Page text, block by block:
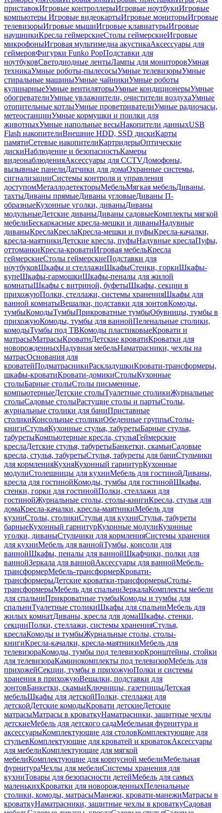
приставокИгровые контроллерыИгровые ноутбукиИгровые
компьютеры Игровые видеокартыИгровые мониторыИгровые
телевизорыИгровые мышиИгровые клавиатурыИгровые
наушникиКресла геймерскиеСтолы геймерскиеИгровые
микрофоныИгровая мультимедиа акустикаАксессуары для
геймеровФигурки Funko PopПодставки для
ноутбуковСветодиодные лентыЛампы для мониторовУмная
техникаУмные роботы-пылесосыУмные телевизорыУмные
стиральные машиныУмные чайникиУмные роботы
кулинарныеУмные вентиляторыУмные кондиционерыУмные
обогревателиУмные увлажнители, очистители воздухаУмные
отопительные котлыУмные проветривателиУмные радиочасы,
метеостанцииУмные кормушки и поилки для
животныхУмные напольные весыНакопители данныхUSB
Flash накопителиВнешние HDD, SSD дискиКарты
памятиСетевые накопителиКартридерыОптические
дискиНаблюдение и безопасностьКамеры
видеонаблюденияАксессуары для CCTVДомофоны,
вызывные панелиДатчики для домаОхранные системы,
сигнализацииСистемы контроля и управления
доступомМеталлодетекторыМебельМягкая мебельДиваны,
тахтыДиваны прямыеДиваны угловыеДиваны П-
образныеКухонные уголки, диваныДиваны
модульныеДетские диваныДиваны садовыеКомплекты мягкой
мебелиБескаркасные кресла-мешки и диваныНадувные
диваныКреслаКреслаКресла-мешки и пуфыКресла-качалки,
кресла-маятникиДетские кресла, пуфыНадувные креслаПуфы,
оттоманкиКресла-кроватиИгровая мебельКресла
геймерскиеСтолы геймерскиеПодставки для
ноутбуковШкафы и стеллажиШкафыСтенки, горкиШкафы-
купеШкафы-гармошкиШкафы-пеналы для жилой
комнатыШкафы с витриной, буфетыШкафы, секции в
прихожуюПолки, стеллажи, системы храненияШкафы для
ванной комнатыВешалки, подставки для зонтовКомоды,
тумбыКомодыТумбыПрикроватные тумбыОбувницы, тумбы в
прихожуюКомоды, тумбы для ваннойПеленальные столики,
комодыТумбы под ТВКомоды пластиковыеКровати и
матрасыМатрасыКроватиДетские кроватиКроватки для
новорожденныхНадувная мебельНаматрасники, чехлы на
матрасОснования для
кроватейПодматрасникиРаскладушкиКровати-трансформеры,
шкафы-кроватиКровати-домикиСтолыКухонные
столыБарные столыСтолы письменные,
компьютерныеДетские столыТуалетные столикиЖурнальные
столыСадовые столыРастущие столы и партыСтолы,
журнальные столики для баниПриставные
столикиКонсольные столикиОбеденные группыСтолы-
книгиСтульяКухонные стулья, табуретыБарные стулья,
табуретыКомпьютерные кресла, стульяГеймерские
креслаДетские стулья, табуретыБанкетки, скамьиСадовые
кресла, стулья, табуретыСтулья, табуреты для баниСтульчики
для кормленияКухняКухонный гарнитурКухонные
модулиСтолешницы для кухниМебель для гостинойДиваны,
кресла для гостинойКомоды, тумбы для гостинойШкафы,
стенки, горки для гостинойПолки, стеллажи для
гостинойЖурнальные столы, столы-книгиКресла, стулья для
домаКресла-качалки, кресла-маятникиМебель для
кухниСтолы, столикиСтулья для кухниСтулья, табуреты
барныеКухонный гарнитурКухонные модулиКухонные
уголки, диваныСтульчики для кормленияСистемы хранения
для кухниМебель для ваннойТумбы, консоли для
ваннойШкафы, пеналы для ваннойШкафчики, полки для
ваннойЗеркала для ваннойАксессуары для ваннойМебель-
трансформерМебель-трансформерКровати-
трансформерыДетские кроватки-трансформерыСтолы-
трансформерыМебель для спальниЗеркалаКомплекты мебели
для спальниПрикроватные тумбыКомоды и тумбы для
спальниТуалетные столикиШкафы для спальниМебель для
жилых комнатДиваны, кресла для домаШкафы, стенки,
секцииПолки, стеллажи, системы храненияСтулья,
креслаКомоды и тумбыЖурнальные столы, столы-
книгиКресла-качалки, кресла-маятникиМебель для
телевизораКомоды, тумбы под телевизорКронштейны, стойки
для телевизораКаминокомплекты под телевизорМебель для
прихожейСекции, тумбы в прихожуюПолки и системы
хранения в прихожуюВешалки, подставки для
зонтовБанкетки, скамьиКлючницы, газетницыДетская
мебельШкафы для детскойПолки, стеллажи для
детскойДетские комодыКровати детскиеДетские
матрасыМатрасы в кроваткуНаматрасники, защитные чехлы
детскиеМебель для детского садаМебельная фурнитура и
аксессуарыКомплектующие для столовКомплектующие для
стульевКомплектующие для кроватей и кроватокАксессуары
для мебелиКомплектующие для мягкой
мебелиКомплектующие для корпусной мебелиМебельная
фурнитураЧехлы для мебелиСистемы хранения для
кухниТовары для безопасности детейМебель для самых
маленькихКроватки для новорожденныхПеленальные
столики, комоды, матрасыМанежи, кровати-манежиМатрасы в
кроваткуНаматрасники, защитные чехлы в кроваткуСадовая